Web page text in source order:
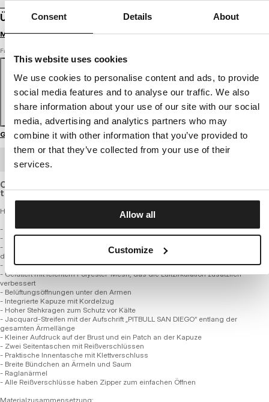
Consent Details About
This website uses cookies
We use cookies to personalise content and ads, to provide
social media features and to analyse our traffic. We also
share information about your use of our site with our social
media, advertising and analytics partners who may
combine it with other information that you’ve provided to
them or that they’ve collected from your use of their
services.
Allow all
Customize
ÜBERGANGS-KAPUZENJACKE ATHLETIC TAPE
Melde dich an, um Preise zu sehen
Farbe: off-white
Größenratgeber
GROSSHANDELSBESTELLUNG
Our iconic jacket made of lightweight, breathable material
that is windproof and waterproof.
Herren Kapuzenjacke mit mittlerem Gewicht - ATHLETIC TAPE
- Klassisches, vielseitiges Design
- Hergestellt aus hochwertigem Nylonstoff mit einer 8000 mmHg Membran
- Jacke ist winddicht und wasserdicht mit einer DWR Hydrophob-Beschichtung
der Stufe 4
- Material bietet bei 8000 gsm ausreichende Atmungsaktivität
- Gefüttert mit leichtem Polyester-Mesh, das die Luftzirkulation zusätzlich
verbessert
- Belüftungsöffnungen unter den Armen
- Integrierte Kapuze mit Kordelzug
- Hoher Stehkragen zum Schutz vor Kälte
- Jacquard-Streifen mit der Aufschrift „PITBULL SAN DIEGO“ entlang der
gesamten Ärmellänge
- Kleiner Aufdruck auf der Brust und ein Patch an der Kapuze
- Zwei Seitentaschen mit Reißverschlüssen
- Praktische Innentasche mit Klettverschluss
- Breite Bündchen an Ärmeln und Saum
- Raglanärmel
- Alle Reißverschlüsse haben Zipper zum einfachen Öffnen
Materialzusammensetzung: